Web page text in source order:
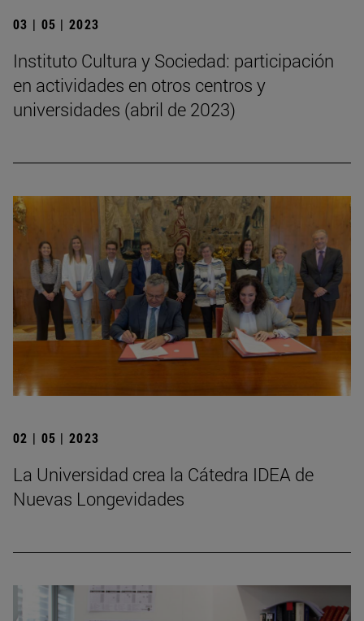
03 | 05 | 2023
Instituto Cultura y Sociedad: participación
en actividades en otros centros y
universidades (abril de 2023)
02 | 05 | 2023
La Universidad crea la Cátedra IDEA de
Nuevas Longevidades